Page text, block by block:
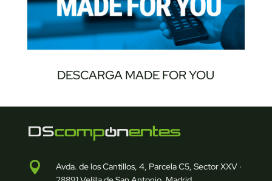
DESCARGA MADE FOR YOU

Avda. de los Cantillos, 4, Parcela C5, Sector XXV ·